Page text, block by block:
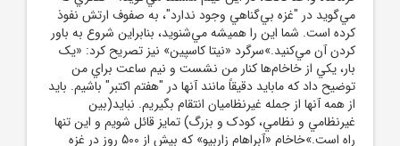
مي‌گويد در "غزه بي‌گناهي وجود ندارد"، به صفوف ارتش نفوذ
کرده است. شما اين را هميشه مي‌شنويد، بنابراين شروع به باور
کردن آن مي‌کنيد.»سرگرد «نيتا کاسپين» نيز تصريح کرد: «يک
بار، يکي از خاخام‌ها کنار من نشست و نيم ساعت براي من
توضيح داد که مابايد دقيقاً مانند آنها در "هفتم اکتبر" باشيم. بايد
از همه آنها از جمله غيرنظاميان انتقام بگيريم. نبايد(بين
غيرنظامي و نظامي، کودک و بزرگ) تمايز قائل شويم و اين تنها
راه است.»خاخام «آبراهام زاربيو» که بيش از 500 روز در غزه